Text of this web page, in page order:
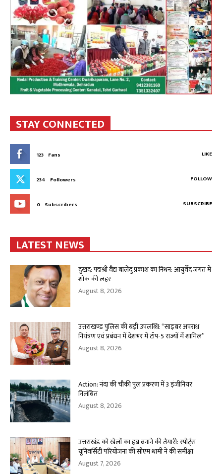
STAY CONNECTED
123 Fans LIKE
234 Followers FOLLOW
0 Subscribers SUBSCRIBE
LATEST NEWS
दुखद: पद्मश्री वैद्य बालेंदु प्रकाश का निधन: आयुर्वेद जगत में
शोक की लहर
August 8, 2026
उत्तराखण्ड पुलिस की बड़ी उपलब्धि: “साइबर अपराध
नियंत्रण एवं प्रबंधन में देशभर में टॉप-5 राज्यों में शामिल”
August 8, 2026
Action: नंदा की चौकी पुल प्रकरण में 3 इंजीनियर
निलंबित
August 8, 2026
उत्तराखंड को खेलों का हब बनाने की तैयारी: स्पोर्ट्स
यूनिवर्सिटी परियोजना की सीएम धामी ने की समीक्षा
August 7, 2026